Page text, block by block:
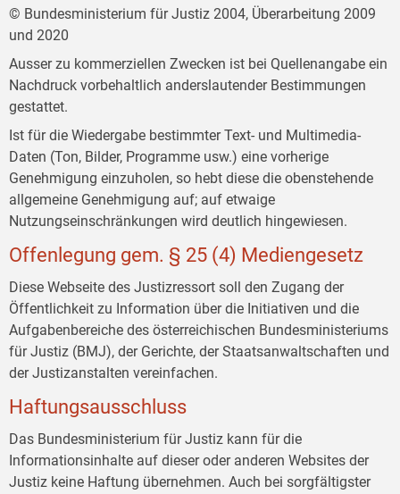
© Bundesministerium für Justiz 2004, Überarbeitung 2009
und 2020
Ausser zu kommerziellen Zwecken ist bei Quellenangabe ein
Nachdruck vorbehaltlich anderslautender Bestimmungen
gestattet.
Ist für die Wiedergabe bestimmter Text- und Multimedia-
Daten (Ton, Bilder, Programme usw.) eine vorherige
Genehmigung einzuholen, so hebt diese die obenstehende
allgemeine Genehmigung auf; auf etwaige
Nutzungseinschränkungen wird deutlich hingewiesen.
Offenlegung gem. § 25 (4) Mediengesetz
Diese Webseite des Justizressort soll den Zugang der
Öffentlichkeit zu Information über die Initiativen und die
Aufgabenbereiche des österreichischen Bundesministeriums
für Justiz (BMJ), der Gerichte, der Staatsanwaltschaften und
der Justizanstalten vereinfachen.
Haftungsausschluss
Das Bundesministerium für Justiz kann für die
Informationsinhalte auf dieser oder anderen Websites der
Justiz keine Haftung übernehmen. Auch bei sorgfältigster